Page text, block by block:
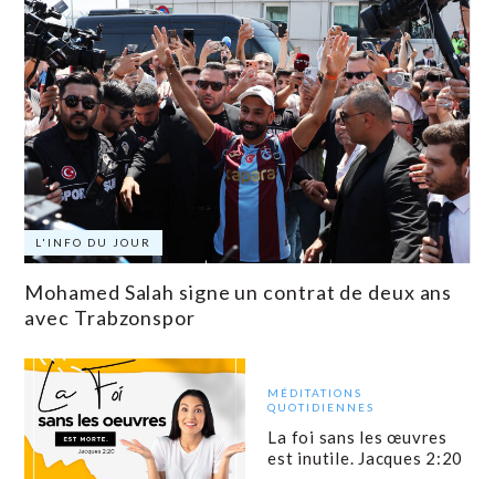
L'INFO DU JOUR
Mohamed Salah signe un contrat de deux ans
avec Trabzonspor
MÉDITATIONS
QUOTIDIENNES
La foi sans les œuvres
est inutile. Jacques 2:20